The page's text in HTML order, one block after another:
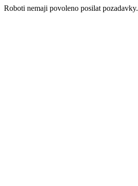
Roboti nemaji povoleno posilat pozadavky.